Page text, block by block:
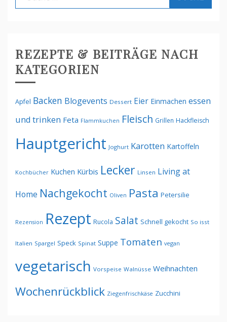
nach:
REZEPTE & BEITRÄGE NACH
KATEGORIEN
Apfel Backen Blogevents Dessert Eier Einmachen essen
und trinken Feta Flammkuchen Fleisch Grillen Hackfleisch
Hauptgericht Joghurt Karotten Kartoffeln
Kochbücher Kuchen Kürbis Lecker Linsen Living at
Home Nachgekocht Oliven Pasta Petersilie
Rezension Rezept Rucola Salat Schnell gekocht So isst
Italien Spargel Speck Spinat Suppe Tomaten vegan
vegetarisch Vorspeise Walnüsse Weihnachten
Wochenrückblick Ziegenfrischkäse Zucchini